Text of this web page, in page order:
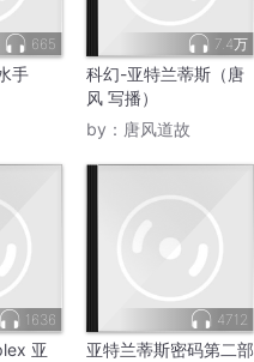
665
手
7.4万
科幻-亚特兰蒂斯（唐
风 写播）
by： 唐风道故
1636
亚
4712
亚特兰蒂斯密码第二部